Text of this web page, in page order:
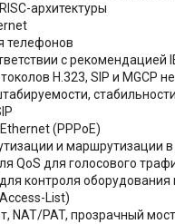
архитектуры
телефонов
с рекомендацией
H.323, SIP и MGCP
(PPPoE)
и маршрутизации в
QoS для голосового
контроля оборудования
List)
NAT/PAT, прозрачный